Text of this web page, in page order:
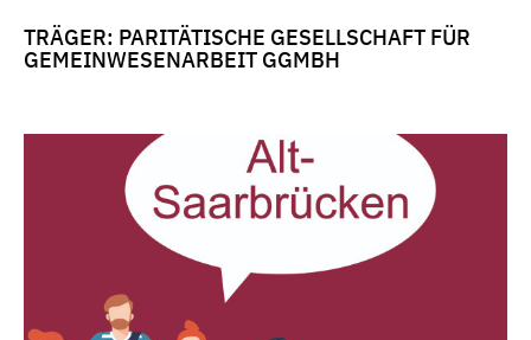
TRÄGER: PARITÄTISCHE GESELLSCHAFT FÜR
GEMEINWESENARBEIT GGMBH